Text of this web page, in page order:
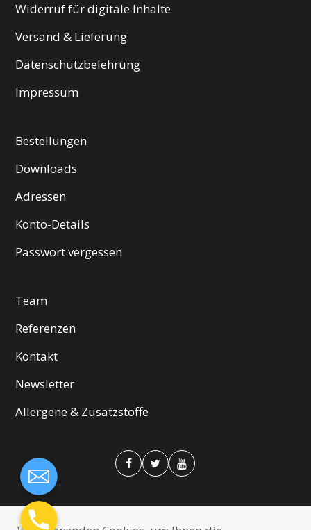
Widerruf für digitale Inhalte
Versand & Lieferung
Datenschutzbelehrung
Impressum
Bestellungen
Downloads
Adressen
Konto-Details
Passwort vergessen
Team
Referenzen
Kontakt
Newsletter
Allergene & Zusatzstoffe